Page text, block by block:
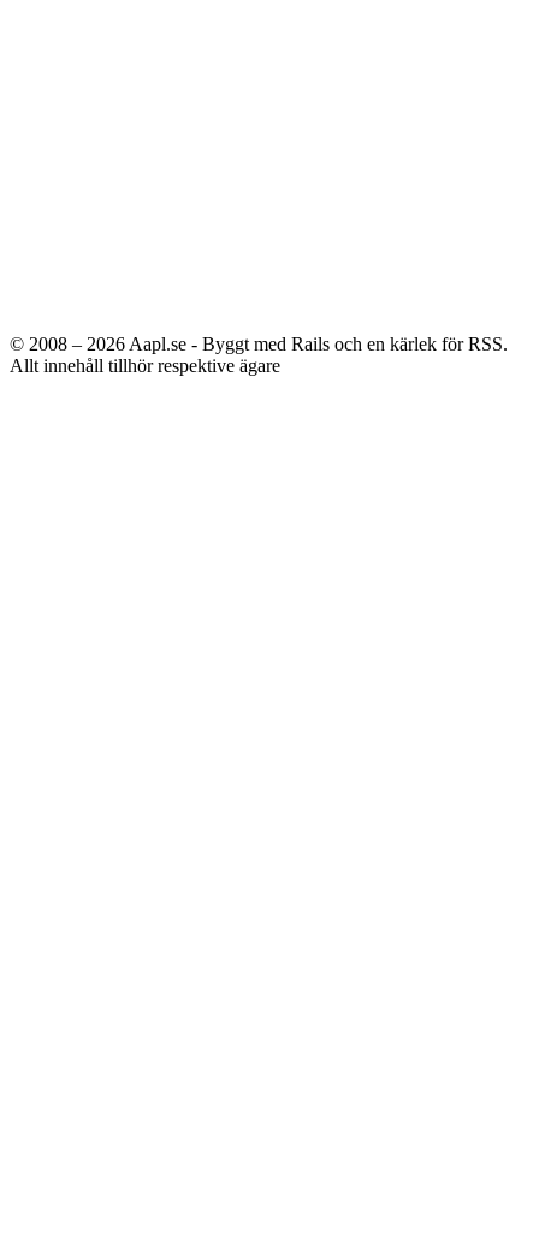
© 2008 – 2026 Aapl.se - Byggt med Rails och en kärlek för RSS.
Allt innehåll tillhör respektive ägare